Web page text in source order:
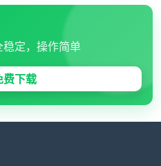
定，操作简单
费下载